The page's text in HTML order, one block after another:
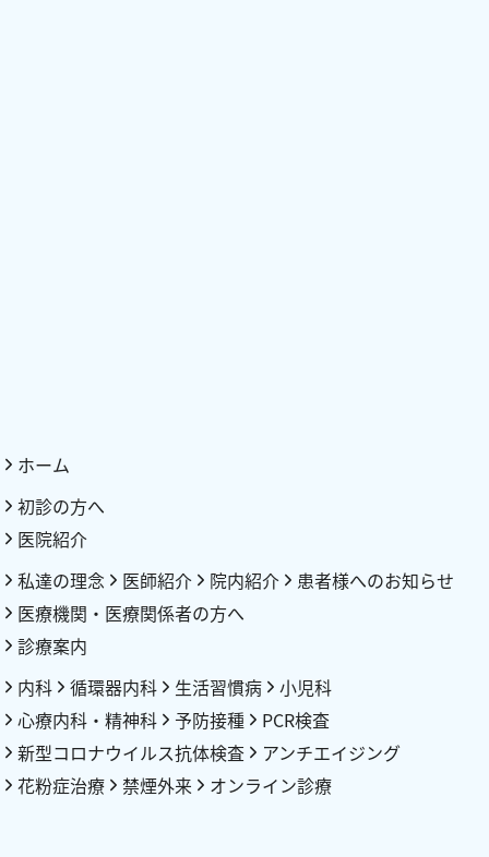
ホーム
初診の方へ
医院紹介
私達の理念
医師紹介 院内紹介
患者様へのお知らせ
医療機関・医療関係者の方へ
診療案内
内科
循環器内科 生活習慣病
小児科
心療内科・精神科
予防接種
PCR検査
新型コロナウイルス抗体検査
アンチエイジング
花粉症治療
禁煙外来 オンライン診療